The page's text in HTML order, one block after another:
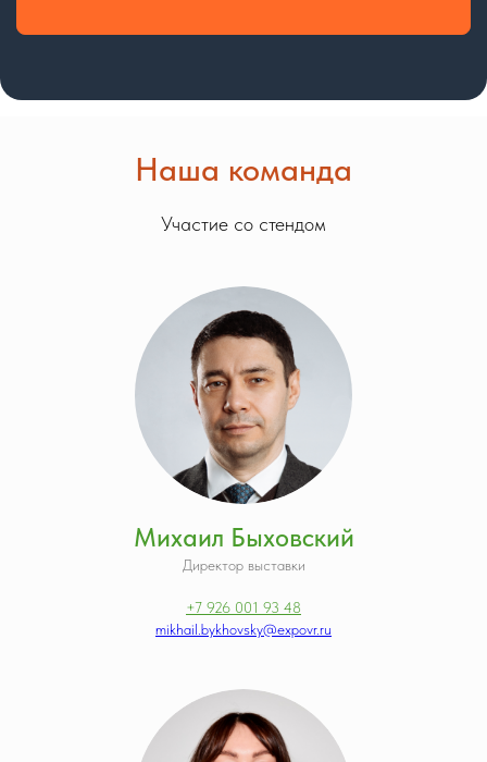
Наша команда
Участие со стендом
Михаил Быховский
Директор выставки
+7 926 001 93 48
mikhail.bykhovsky@expovr.ru